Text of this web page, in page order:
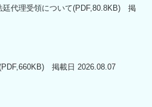
廷代理受領について(PDF,80.8KB) 掲
掲載日 2026.08.07